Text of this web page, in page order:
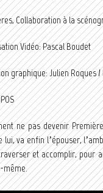
Collaboration à la
Vidéo: Pascal Boudet
graphique: Julien Roques
ne pas devenir
lui, va enfin l’épouser,
et accomplir, pour
même.